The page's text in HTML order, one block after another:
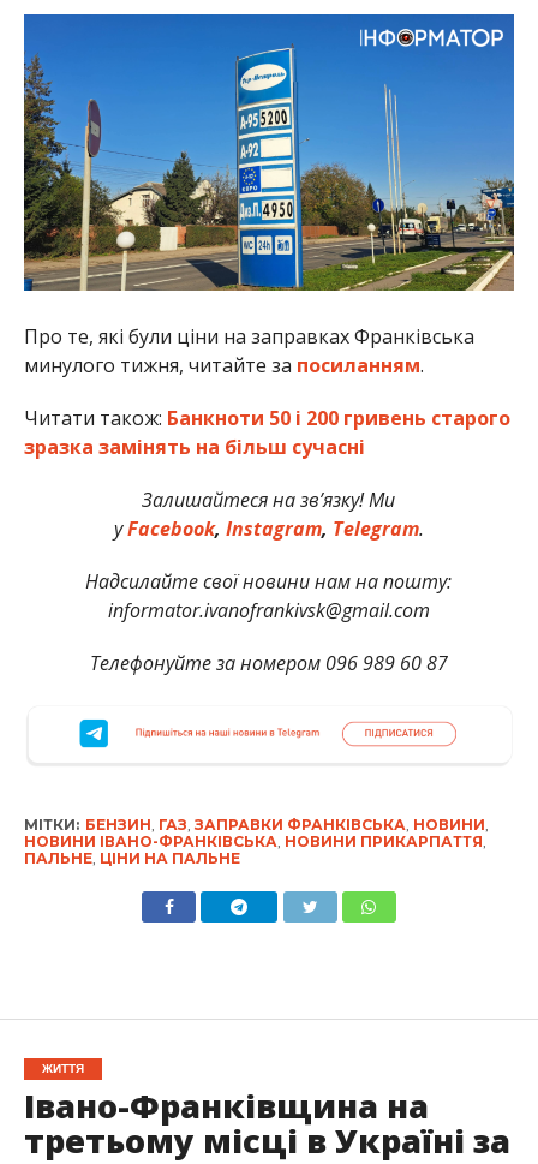
Про те, які були ціни на заправках Франківська
минулого тижня, читайте за посиланням.
Читати також: Банкноти 50 і 200 гривень старого
зразка замінять на більш сучасні
Залишайтеся на зв’язку! Ми
уFacebook, Instagram, Telegram.
Надсилайте свої новини нам на пошту:
informator.ivanofrankivsk@gmail.com
Телефонуйте за номером 096 989 60 87
МІТКИ: БЕНЗИН, ГАЗ, ЗАПРАВКИ ФРАНКІВСЬКА, НОВИНИ,
НОВИНИ ІВАНО-ФРАНКІВСЬКА, НОВИНИ ПРИКАРПАТТЯ,
ПАЛЬНЕ, ЦІНИ НА ПАЛЬНЕ
ЖИТТЯ
Івано-Франківщина на
третьому місці в Україні за